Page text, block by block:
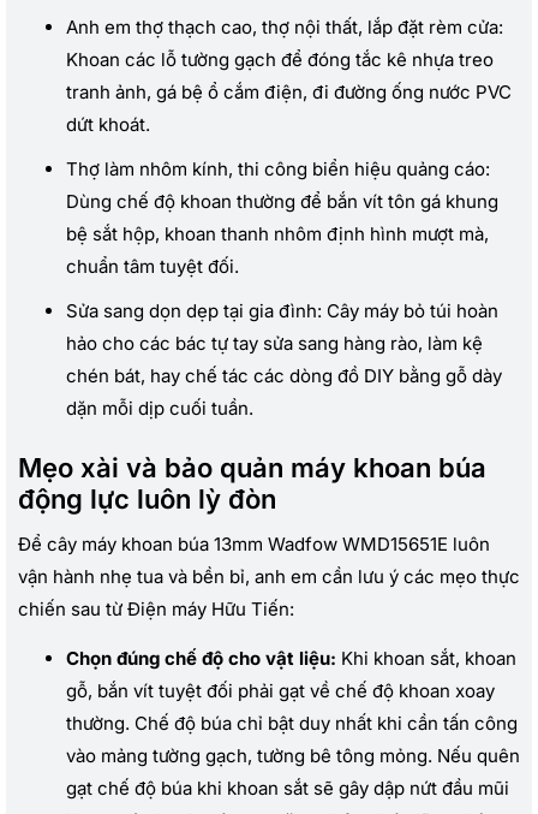
Anh em thợ thạch cao, thợ nội thất, lắp đặt rèm cửa:
Khoan các lỗ tường gạch để đóng tắc kê nhựa treo
tranh ảnh, gá bệ ổ cắm điện, đi đường ống nước PVC
dứt khoát.
Thợ làm nhôm kính, thi công biển hiệu quảng cáo:
Dùng chế độ khoan thường để bắn vít tôn gá khung
bệ sắt hộp, khoan thanh nhôm định hình mượt mà,
chuẩn tâm tuyệt đối.
Sửa sang dọn dẹp tại gia đình: Cây máy bỏ túi hoàn
hảo cho các bác tự tay sửa sang hàng rào, làm kệ
chén bát, hay chế tác các dòng đồ DIY bằng gỗ dày
dặn mỗi dịp cuối tuần.
Mẹo xài và bảo quản máy khoan búa
động lực luôn lỳ đòn
Để cây máy khoan búa 13mm Wadfow WMD15651E luôn
vận hành nhẹ tua và bền bỉ, anh em cần lưu ý các mẹo thực
chiến sau từ Điện máy Hữu Tiến:
Chọn đúng chế độ cho vật liệu: Khi khoan sắt, khoan
gỗ, bắn vít tuyệt đối phải gạt về chế độ khoan xoay
thường. Chế độ búa chỉ bật duy nhất khi cần tấn công
vào mảng tường gạch, tường bê tông mỏng. Nếu quên
gạt chế độ búa khi khoan sắt sẽ gây dập nứt đầu mũi